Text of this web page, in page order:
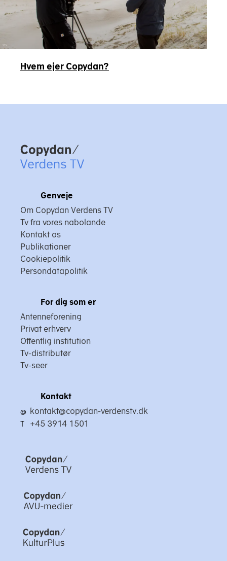
STV
Hvem ejer Copydan?
Copydan
Genveje
Om Copydan Verdens TV
Tv fra vores nabolande
Kontakt os
Publikationer
Cookiepolitik
Persondatapolitik
For dig som er
Antenneforening
Privat erhverv
Offentlig institution
Tv-distributør
Tv-seer
Kontakt
@ kontakt@copydan-verdenstv.dk
T +45 3914 1501